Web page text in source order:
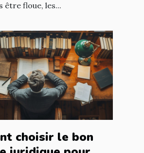
être floue, les...
choisir le bon